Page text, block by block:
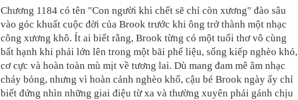
Chương 1184 có tên "Con người khi chết sẽ chỉ còn xương" đào sâu
vào góc khuất cuộc đời của Brook trước khi ông trở thành một nhạc
công xương khô. Ít ai biết rằng, Brook từng có một tuổi thơ vô cùng
bất hạnh khi phải lớn lên trong một bãi phế liệu, sống kiếp nghèo khó,
cơ cực và hoàn toàn mù mịt về tương lai. Dù mang đam mê âm nhạc
cháy bỏng, nhưng vì hoàn cảnh nghèo khổ, cậu bé Brook ngày ấy chỉ
biết đứng nhìn những giai điệu từ xa và thường xuyên phải gánh chịu